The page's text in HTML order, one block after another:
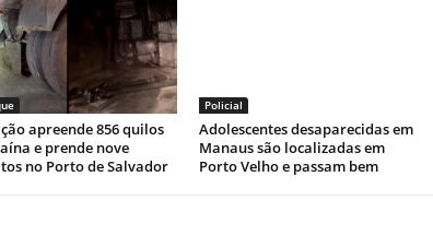
apreende 856 quilos
e prende nove
no Porto de Salvador
Policial
Adolescentes desaparecidas em
Manaus são localizadas em
Porto Velho e passam bem